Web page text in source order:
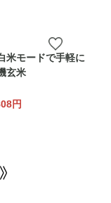
米モードで手軽に
玄米
円